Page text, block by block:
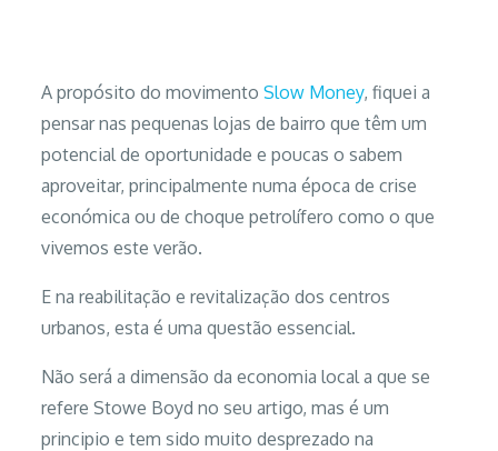
A propósito do movimentoSlow Money, fiquei a
pensar nas pequenas lojas de bairro que têm um
potencial de oportunidade e poucas o sabem
aproveitar, principalmente numa época de crise
económica ou de choque petrolífero como o que
vivemos este verão.
E na reabilitação e revitalização dos centros
urbanos, esta é uma questão essencial.
Não será a dimensão da economia local a que se
refere Stowe Boyd no seu artigo, mas é um
principio e tem sido muito desprezado na